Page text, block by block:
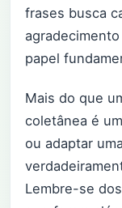
frases busca
papel
Mais do que
coletânea é
ou adaptar
Lembre-se